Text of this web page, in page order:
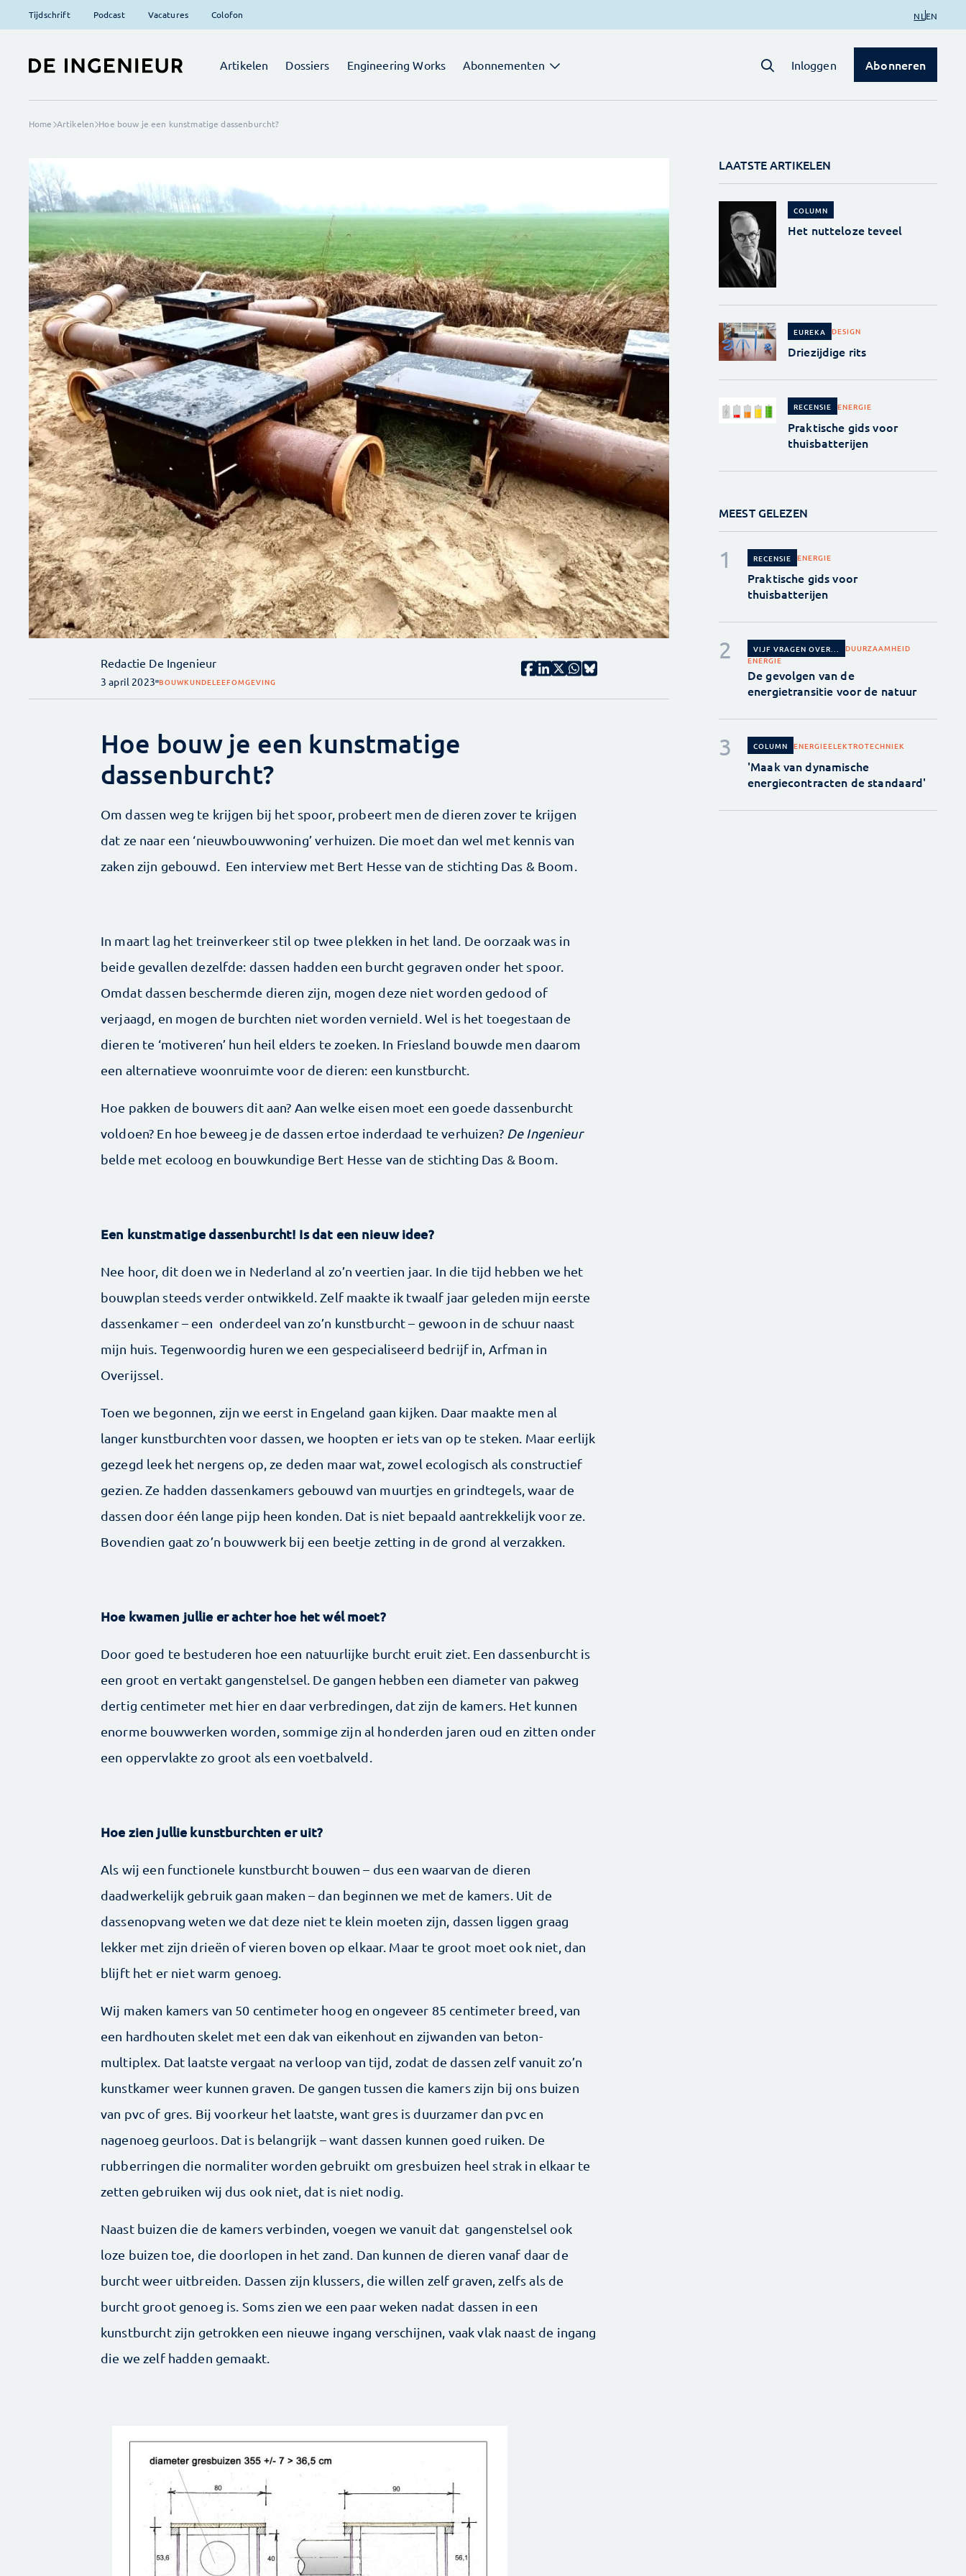
Tijdschrift Podcast Vacatures Colofon NL EN
Artikelen Dossiers Engineering Works Abonnementen Inloggen Abonneren
Home Artikelen Hoe bouw je een kunstmatige dassenburcht?
Redactie De Ingenieur
3 april 2023 BOUWKUNDELEEFOMGEVING
Hoe bouw je een kunstmatige
dassenburcht?
Om dassen weg te krijgen bij het spoor, probeert men de dieren zover te krijgen
dat ze naar een ‘nieuwbouwwoning’ verhuizen. Die moet dan wel met kennis van
zaken zijn gebouwd. Een interview met Bert Hesse van de stichting Das & Boom.
In maart lag het treinverkeer stil op twee plekken in het land. De oorzaak was in
beide gevallen dezelfde: dassen hadden een burcht gegraven onder het spoor.
Omdat dassen beschermde dieren zijn, mogen deze niet worden gedood of
verjaagd, en mogen de burchten niet worden vernield. Wel is het toegestaan de
dieren te ‘motiveren’ hun heil elders te zoeken. In Friesland bouwde men daarom
een alternatieve woonruimte voor de dieren: een kunstburcht.
Hoe pakken de bouwers dit aan? Aan welke eisen moet een goede dassenburcht
voldoen? En hoe beweeg je de dassen ertoe inderdaad te verhuizen? De Ingenieur
belde met ecoloog en bouwkundige Bert Hesse van de stichting Das & Boom.
Een kunstmatige dassenburcht! Is dat een nieuw idee?
Nee hoor, dit doen we in Nederland al zo’n veertien jaar. In die tijd hebben we het
bouwplan steeds verder ontwikkeld. Zelf maakte ik twaalf jaar geleden mijn eerste
dassenkamer – een onderdeel van zo’n kunstburcht – gewoon in de schuur naast
mijn huis. Tegenwoordig huren we een gespecialiseerd bedrijf in, Arfman in
Overijssel.
Toen we begonnen, zijn we eerst in Engeland gaan kijken. Daar maakte men al
langer kunstburchten voor dassen, we hoopten er iets van op te steken. Maar eerlijk
gezegd leek het nergens op, ze deden maar wat, zowel ecologisch als constructief
gezien. Ze hadden dassenkamers gebouwd van muurtjes en grindtegels, waar de
dassen door één lange pijp heen konden. Dat is niet bepaald aantrekkelijk voor ze.
Bovendien gaat zo’n bouwwerk bij een beetje zetting in de grond al verzakken.
Hoe kwamen jullie er achter hoe het wél moet?
Door goed te bestuderen hoe een natuurlijke burcht eruit ziet. Een dassenburcht is
een groot en vertakt gangenstelsel. De gangen hebben een diameter van pakweg
dertig centimeter met hier en daar verbredingen, dat zijn de kamers. Het kunnen
enorme bouwwerken worden, sommige zijn al honderden jaren oud en zitten onder
een oppervlakte zo groot als een voetbalveld.
Hoe zien jullie kunstburchten er uit?
Als wij een functionele kunstburcht bouwen – dus een waarvan de dieren
daadwerkelijk gebruik gaan maken – dan beginnen we met de kamers. Uit de
dassenopvang weten we dat deze niet te klein moeten zijn, dassen liggen graag
lekker met zijn drieën of vieren boven op elkaar. Maar te groot moet ook niet, dan
blijft het er niet warm genoeg.
Wij maken kamers van 50 centimeter hoog en ongeveer 85 centimeter breed, van
een hardhouten skelet met een dak van eikenhout en zijwanden van beton-
multiplex. Dat laatste vergaat na verloop van tijd, zodat de dassen zelf vanuit zo’n
kunstkamer weer kunnen graven. De gangen tussen die kamers zijn bij ons buizen
van pvc of gres. Bij voorkeur het laatste, want gres is duurzamer dan pvc en
nagenoeg geurloos. Dat is belangrijk – want dassen kunnen goed ruiken. De
rubberringen die normaliter worden gebruikt om gresbuizen heel strak in elkaar te
zetten gebruiken wij dus ook niet, dat is niet nodig.
Naast buizen die de kamers verbinden, voegen we vanuit dat gangenstelsel ook
loze buizen toe, die doorlopen in het zand. Dan kunnen de dieren vanaf daar de
burcht weer uitbreiden. Dassen zijn klussers, die willen zelf graven, zelfs als de
burcht groot genoeg is. Soms zien we een paar weken nadat dassen in een
kunstburcht zijn getrokken een nieuwe ingang verschijnen, vaak vlak naast de ingang
die we zelf hadden gemaakt.
LAATSTE ARTIKELEN
COLUMN
Het nutteloze teveel
EUREKA DESIGN
Driezijdige rits
RECENSIE ENERGIE
Praktische gids voor
thuisbatterijen
MEEST GELEZEN
RECENSIE ENERGIE
Praktische gids voor
thuisbatterijen
VIJF VRAGEN OVER...
DUURZAAMHEID
ENERGIE
De gevolgen van de
energietransitie voor de natuur
COLUMN ENERGIEELEKTROTECHNIEK
'Maak van dynamische
energiecontracten de standaard'